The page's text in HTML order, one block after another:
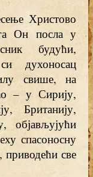
Христово
Он посла у
будући,
духоносац
свише, на
– у Сирију,
Британију,
објављујући
спасоносну
приводећи све